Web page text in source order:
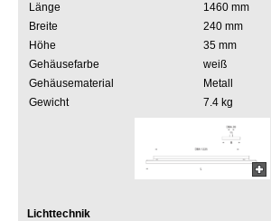
Länge
1460 mm
Breite
240 mm
Höhe
35 mm
Gehäusefarbe
weiß
Gehäusematerial
Metall
Gewicht
7.4 kg
Lichttechnik